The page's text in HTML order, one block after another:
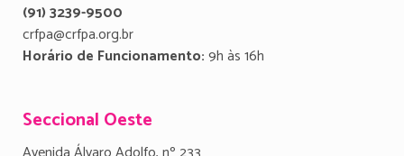
(91) 3239-9500
crfpa@crfpa.org.br
Horário de Funcionamento:9h às 16h
Seccional Oeste